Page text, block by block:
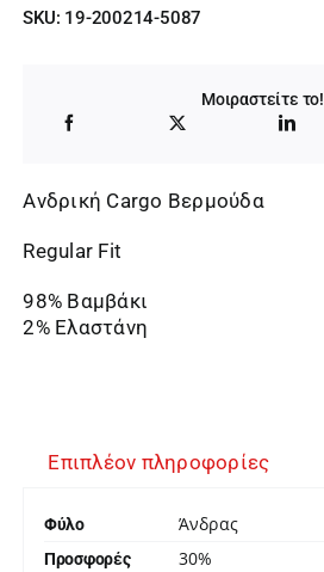
SKU: 19-200214-5087
Μοιραστείτε το!
Ανδρική Cargo Βερμούδα
Regular Fit
98% Βαμβάκι
2% Ελαστάνη
Επιπλέον πληροφορίες
Φύλο Άνδρας
Προσφορές 30%